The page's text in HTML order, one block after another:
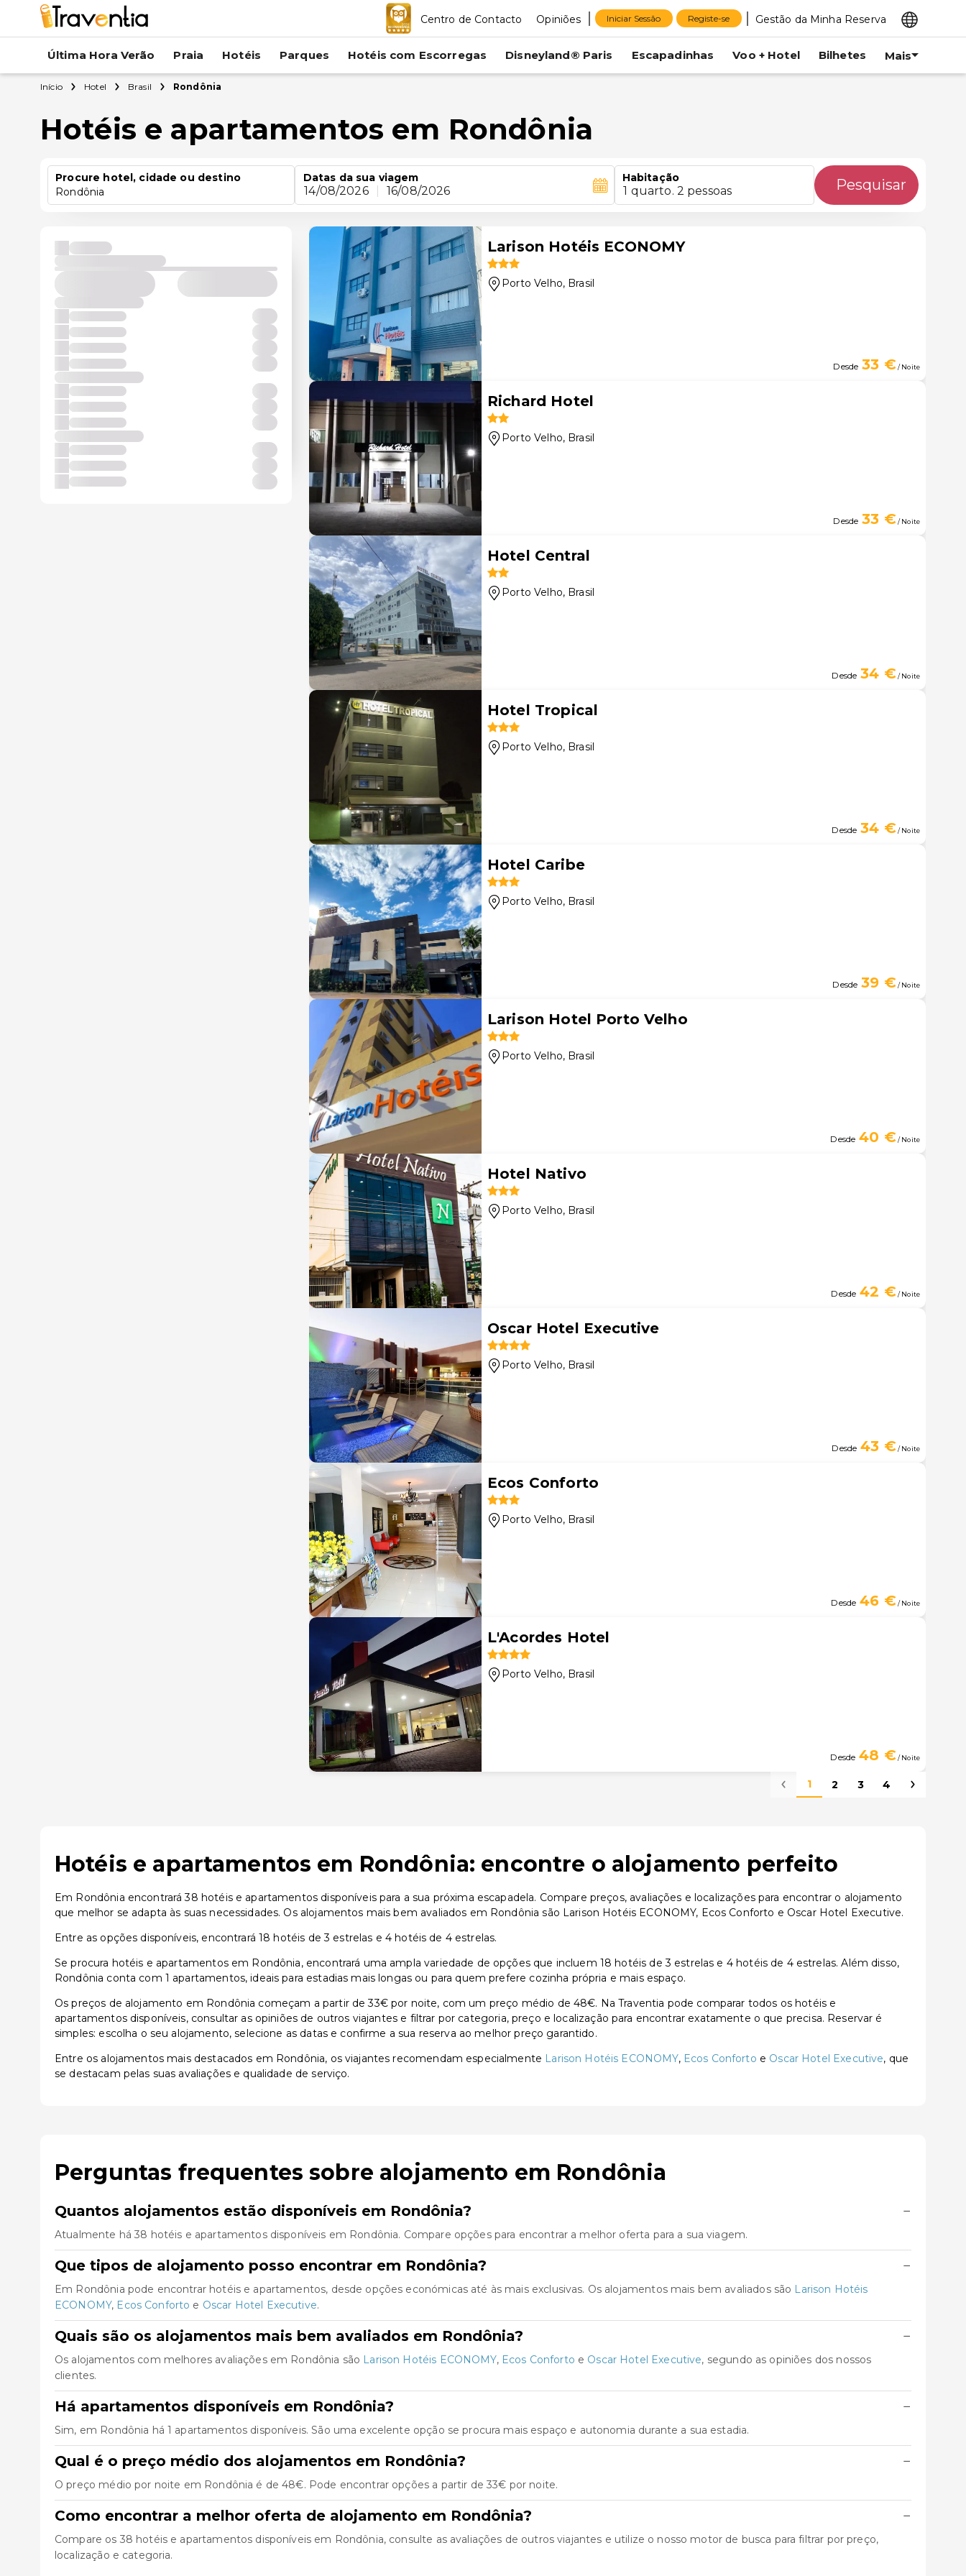
Centro de Contacto Opiniões Iniciar Sessão Registe-se Gestão da Minha Reserva
Última Hora Verão Praia Hotéis Parques Hotéis com Escorregas Disneyland® Paris Escapadinhas Voo + Hotel Bilhetes Mais
Início Hotel Brasil Rondônia
Hotéis e apartamentos em Rondônia
Procure hotel, cidade ou destino
Rondônia
Datas da sua viagem
14/08/2026 16/08/2026
Habitação
1 quarto. 2 pessoas Pesquisar
Larison Hotéis ECONOMY
Porto Velho, Brasil
Desde 33 €/ Noite
Richard Hotel
Porto Velho, Brasil
Desde 33 €/ Noite
Hotel Central
Porto Velho, Brasil
Desde 34 €/ Noite
Hotel Tropical
Porto Velho, Brasil
Desde 34 €/ Noite
Hotel Caribe
Porto Velho, Brasil
Desde 39 €/ Noite
Larison Hotel Porto Velho
Porto Velho, Brasil
Desde 40 €/ Noite
Hotel Nativo
Porto Velho, Brasil
Desde 42 €/ Noite
Oscar Hotel Executive
Porto Velho, Brasil
Desde 43 €/ Noite
Ecos Conforto
Porto Velho, Brasil
Desde 46 €/ Noite
L'Acordes Hotel
Porto Velho, Brasil
Desde 48 €/ Noite
1 2 3 4
Hotéis e apartamentos em Rondônia: encontre o alojamento perfeito
Em Rondônia encontrará 38 hotéis e apartamentos disponíveis para a sua próxima escapadela. Compare preços, avaliações e localizações para encontrar o alojamento
que melhor se adapta às suas necessidades. Os alojamentos mais bem avaliados em Rondônia são Larison Hotéis ECONOMY, Ecos Conforto e Oscar Hotel Executive.
Entre as opções disponíveis, encontrará 18 hotéis de 3 estrelas e 4 hotéis de 4 estrelas.
Se procura hotéis e apartamentos em Rondônia, encontrará uma ampla variedade de opções que incluem 18 hotéis de 3 estrelas e 4 hotéis de 4 estrelas. Além disso,
Rondônia conta com 1 apartamentos, ideais para estadias mais longas ou para quem prefere cozinha própria e mais espaço.
Os preços de alojamento em Rondônia começam a partir de 33€ por noite, com um preço médio de 48€. Na Traventia pode comparar todos os hotéis e
apartamentos disponíveis, consultar as opiniões de outros viajantes e filtrar por categoria, preço e localização para encontrar exatamente o que precisa. Reservar é
simples: escolha o seu alojamento, selecione as datas e confirme a sua reserva ao melhor preço garantido.
Entre os alojamentos mais destacados em Rondônia, os viajantes recomendam especialmente Larison Hotéis ECONOMY, Ecos Conforto e Oscar Hotel Executive, que
se destacam pelas suas avaliações e qualidade de serviço.
Perguntas frequentes sobre alojamento em Rondônia
Quantos alojamentos estão disponíveis em Rondônia? −
Atualmente há 38 hotéis e apartamentos disponíveis em Rondônia. Compare opções para encontrar a melhor oferta para a sua viagem.
Que tipos de alojamento posso encontrar em Rondônia? −
Em Rondônia pode encontrar hotéis e apartamentos, desde opções económicas até às mais exclusivas. Os alojamentos mais bem avaliados são Larison Hotéis
ECONOMY, Ecos Conforto e Oscar Hotel Executive.
Quais são os alojamentos mais bem avaliados em Rondônia? −
Os alojamentos com melhores avaliações em Rondônia são Larison Hotéis ECONOMY, Ecos Conforto e Oscar Hotel Executive, segundo as opiniões dos nossos
clientes.
Há apartamentos disponíveis em Rondônia? −
Sim, em Rondônia há 1 apartamentos disponíveis. São uma excelente opção se procura mais espaço e autonomia durante a sua estadia.
Qual é o preço médio dos alojamentos em Rondônia? −
O preço médio por noite em Rondônia é de 48€. Pode encontrar opções a partir de 33€ por noite.
Como encontrar a melhor oferta de alojamento em Rondônia? −
Compare os 38 hotéis e apartamentos disponíveis em Rondônia, consulte as avaliações de outros viajantes e utilize o nosso motor de busca para filtrar por preço,
localização e categoria.